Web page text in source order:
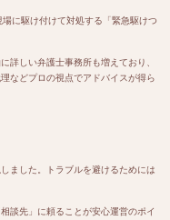
に駆け付けて対処する「緊急駆けつ
詳しい弁護士事務所も増えており、
などプロの視点でアドバイスが得ら
ました。トラブルを避けるためには
談先」に頼ることが安心運営のポイ